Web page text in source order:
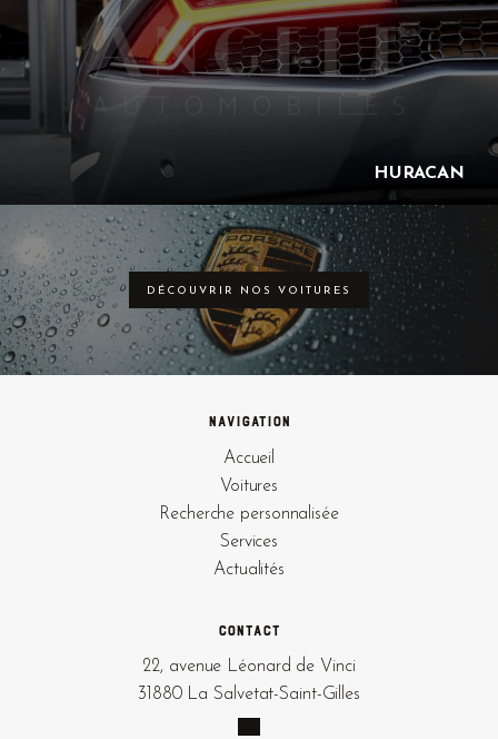
HURACAN
DÉCOUVRIR NOS VOITURES
Navigation
Accueil
Voitures
Recherche personnalisée
Services
Actualités
Contact
22, avenue Léonard de Vinci
31880 La Salvetat-Saint-Gilles